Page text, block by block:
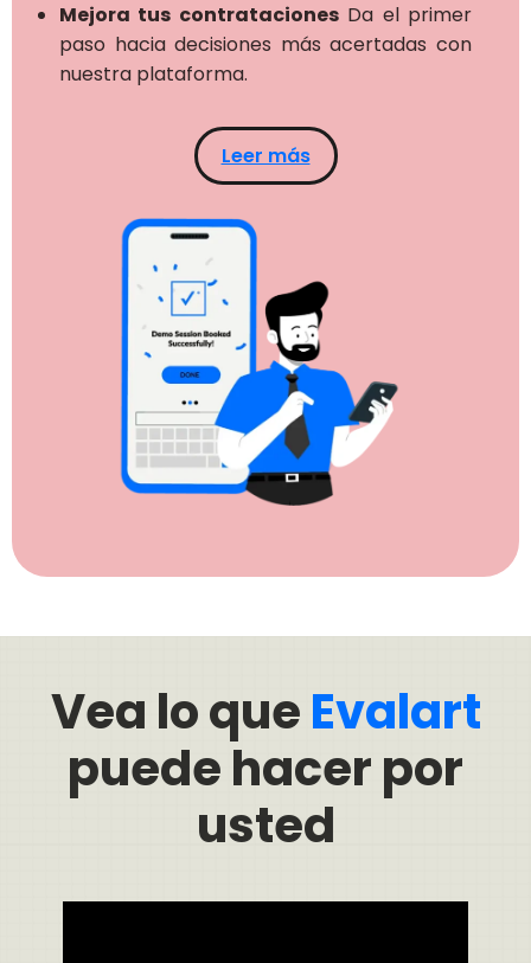
Mejora tus contratacionesDa el primer
paso hacia decisiones más acertadas con
nuestra plataforma.
Leer más
Vea lo queEvalart
puede hacer por
usted